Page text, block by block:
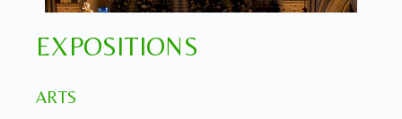
EXPOSITIONS
ARTS